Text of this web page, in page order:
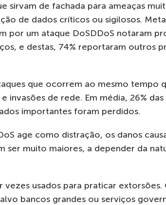
sirvam de fachada para ameaças
de dados críticos ou sigilosos.
por um ataque DoSDDoS notaram
e destas, 74% reportaram outros
que ocorrem ao mesmo tempo
invasões de rede. Em média, 26%
importantes foram perdidos.
age como distração, os danos
ser muito maiores, a depender da
vezes usados para praticar extorsões.
bancos grandes ou serviços